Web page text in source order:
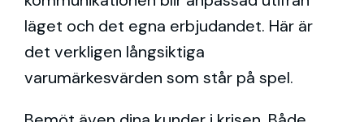
läget och det egna erbjudandet. Här är
det verkligen långsiktiga
varumärkesvärden som står på spel.